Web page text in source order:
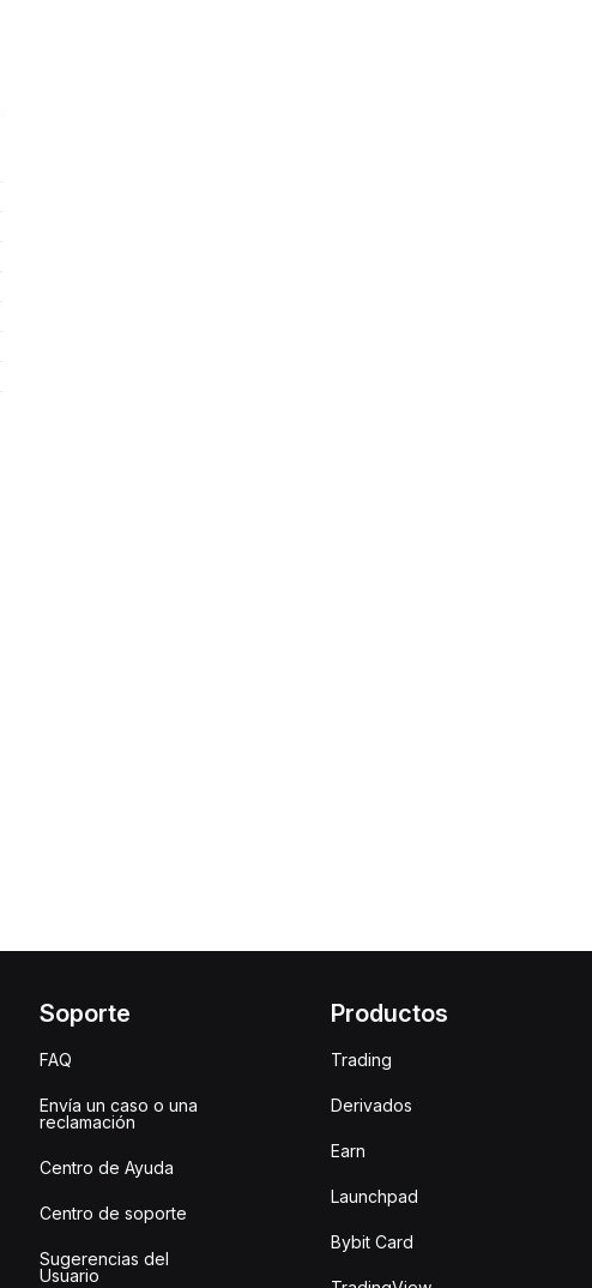
Soporte
FAQ
Envía un caso o una
reclamación
Centro de Ayuda
Centro de soporte
Sugerencias del
Usuario
Productos
Trading
Derivados
Earn
Launchpad
Bybit Card